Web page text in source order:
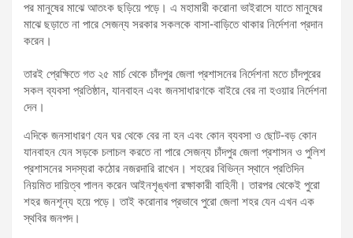
পর মানুষের মাঝে আতংক ছড়িয়ে পড়ে। এ মহামারী করোনা ভাইরাসে যাতে মানুষের
মাঝে ছড়াতে না পারে সেজন্য সরকার সকলকে বাসা-বাড়িতে থাকার নির্দেশনা প্রদান
করেন।
তারই প্রেক্ষিতে গত ২৫ মার্চ থেকে চাঁদপুর জেলা প্রশাসনের নির্দেশনা মতে চাঁদপুরের
সকল ব্যবসা প্রতিষ্ঠান, যানবাহন এবং জনসাধারণকে বাইরে বের না হওয়ার নির্দেশনা
দেন।
এদিকে জনসাধারণ যেন ঘর থেকে বের না হন এবং কোন ব্যবসা ও ছোট-বড় কোন
যানবাহন যেন সড়কে চলাচল করতে না পারে সেজন্য চাঁদপুর জেলা প্রশাসন ও পুলিশ
প্রশাসনের সদস্যরা কঠোর নজরদারি রাখেন। শহরের বিভিন্ন স্থানে প্রতিদিন
নিয়মিত দায়িত্ব পালন করেন আইনশৃঙ্খলা রক্ষাকারী বাহিনী। তারপর থেকেই পুরো
শহর জনশূন্য হয়ে পড়ে। তাই করোনার প্রভাবে পুরো জেলা শহর যেন এখন এক
স্থবির জনপদ।